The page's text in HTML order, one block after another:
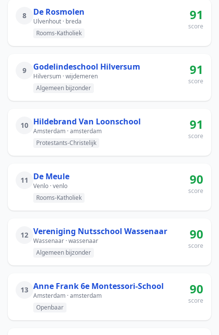
8 De Rosmolen
Ulvenhout · breda
Rooms-Katholiek
91
score
9 Godelindeschool Hilversum
Hilversum · wijdemeren
Algemeen bijzonder
91
score
10 Hildebrand Van Loonschool
Amsterdam · amsterdam
Protestants-Christelijk
91
score
11 De Meule
Venlo · venlo
Rooms-Katholiek
90
score
12 Vereniging Nutsschool Wassenaar
Wassenaar · wassenaar
Algemeen bijzonder
90
score
13 Anne Frank 6e Montessori-School
Amsterdam · amsterdam
Openbaar
90
score